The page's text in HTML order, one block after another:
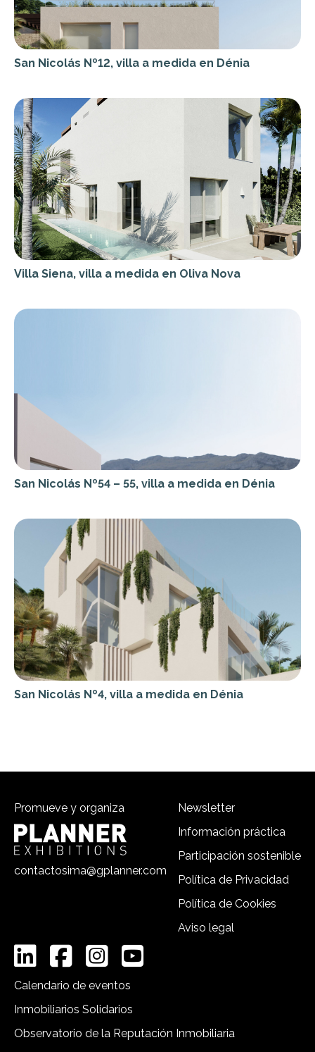
San Nicolás Nº12, villa a medida en Dénia
Villa Siena, villa a medida en Oliva Nova
San Nicolás Nº54 – 55, villa a medida en Dénia
San Nicolás Nº4, villa a medida en Dénia
Promueve y organiza
contactosima@gplanner.com
Newsletter
Información práctica
Participación sostenible
Política de Privacidad
Política de Cookies
Aviso legal
Calendario de eventos
Inmobiliarios Solidarios
Observatorio de la Reputación Inmobiliaria